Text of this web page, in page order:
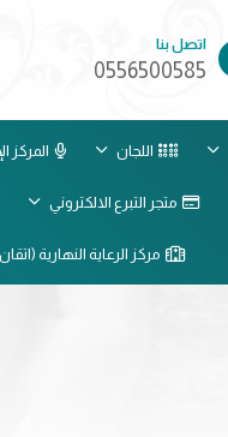
اتصل بنا
0556500585
اللجان المركز
متجر التبرع الالكتروني
مركز الرعاية النهارية